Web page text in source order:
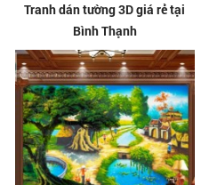
Tranh dán tường 3D giá rẻ tại
Bình Thạnh